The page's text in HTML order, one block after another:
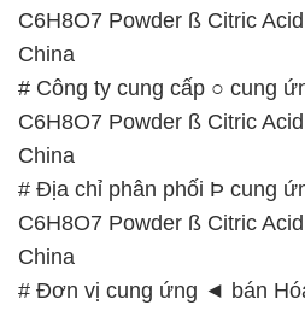
C6H8O7 Powder ß Citric
China
# Công ty cung cấp ○ cung
C6H8O7 Powder ß Citric
China
# Địa chỉ phân phối Þ cung
C6H8O7 Powder ß Citric
China
# Đơn vị cung ứng ◄ bán